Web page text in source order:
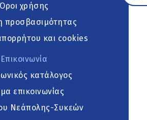
χρήσης
προσβασιμότητας
και cookies
Επικοινωνία
κατάλογος
επικοινωνίας
Νεάπολης-Συκεών